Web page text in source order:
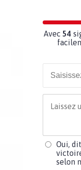
Avec 54
Oui,
selon